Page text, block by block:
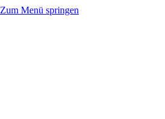
Zum Menü springen